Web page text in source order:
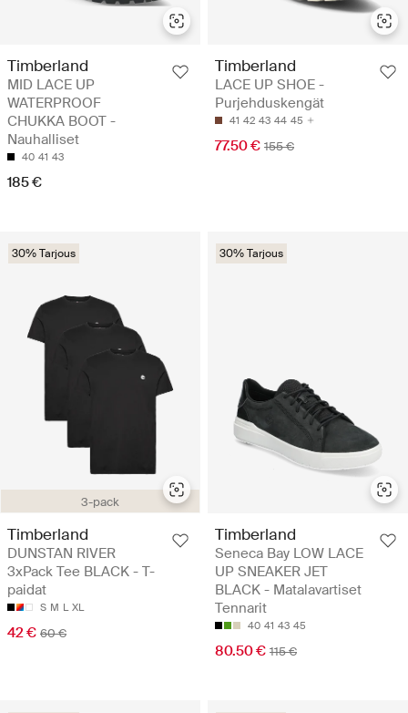
Timberland
MID LACE UP
WATERPROOF
CHUKKA BOOT -
Nauhalliset
40 41 43
185 €
Timberland
LACE UP SHOE -
Purjehduskengät
41 42 43 44 45
77.50 € 155 €
3-pack
30% Tarjous
Timberland
DUNSTAN RIVER
3xPack Tee BLACK - T-
paidat
S M L XL
42 € 60 €
30% Tarjous
Timberland
Seneca Bay LOW LACE
UP SNEAKER JET
BLACK - Matalavartiset
Tennarit
40 41 43 45
80.50 € 115 €